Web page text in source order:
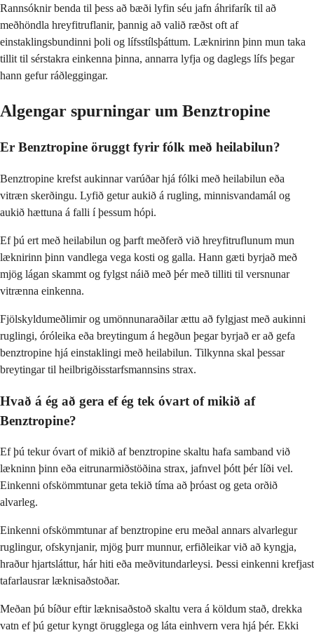
Rannsóknir benda til þess að bæði lyfin séu jafn áhrifarík til að
meðhöndla hreyfitruflanir, þannig að valið ræðst oft af
einstaklingsbundinni þoli og lífsstílsþáttum. Læknirinn þinn mun taka
tillit til sérstakra einkenna þinna, annarra lyfja og daglegs lífs þegar
hann gefur ráðleggingar.
Algengar spurningar um Benztropine
Er Benztropine öruggt fyrir fólk með heilabilun?
Benztropine krefst aukinnar varúðar hjá fólki með heilabilun eða
vitræn skerðingu. Lyfið getur aukið á rugling, minnisvandamál og
aukið hættuna á falli í þessum hópi.
Ef þú ert með heilabilun og þarft meðferð við hreyfitruflunum mun
læknirinn þinn vandlega vega kosti og galla. Hann gæti byrjað með
mjög lágan skammt og fylgst náið með þér með tilliti til versnunar
vitrænna einkenna.
Fjölskyldumeðlimir og umönnunaraðilar ættu að fylgjast með aukinni
ruglingi, óróleika eða breytingum á hegðun þegar byrjað er að gefa
benztropine hjá einstaklingi með heilabilun. Tilkynna skal þessar
breytingar til heilbrigðisstarfsmannsins strax.
Hvað á ég að gera ef ég tek óvart of mikið af
Benztropine?
Ef þú tekur óvart of mikið af benztropine skaltu hafa samband við
lækninn þinn eða eitrunarmiðstöðina strax, jafnvel þótt þér líði vel.
Einkenni ofskömmtunar geta tekið tíma að þróast og geta orðið
alvarleg.
Einkenni ofskömmtunar af benztropine eru meðal annars alvarlegur
ruglingur, ofskynjanir, mjög þurr munnur, erfiðleikar við að kyngja,
hraður hjartsláttur, hár hiti eða meðvitundarleysi. Þessi einkenni krefjast
tafarlausrar læknisaðstoðar.
Meðan þú bíður eftir læknisaðstoð skaltu vera á köldum stað, drekka
vatn ef þú getur kyngt örugglega og láta einhvern vera hjá þér. Ekki